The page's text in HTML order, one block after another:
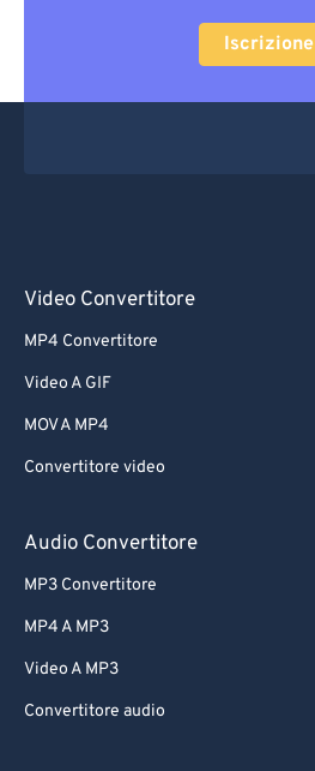
Iscrizione
Video Convertitore
MP4 Convertitore
Video A GIF
MOV A MP4
Convertitore video
Audio Convertitore
MP3 Convertitore
MP4 A MP3
Video A MP3
Convertitore audio